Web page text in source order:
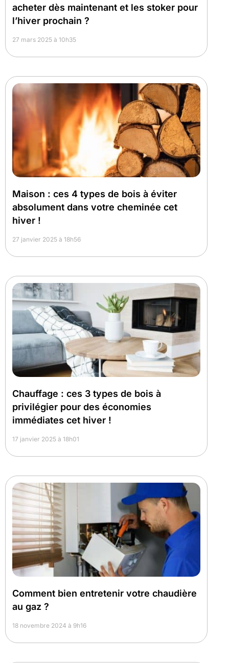
acheter dès maintenant et les stoker pour
l’hiver prochain ?
27 mars 2025 à 10h35
Maison : ces 4 types de bois à éviter
absolument dans votre cheminée cet
hiver !
27 janvier 2025 à 18h56
Chauffage : ces 3 types de bois à
privilégier pour des économies
immédiates cet hiver !
17 janvier 2025 à 18h01
Comment bien entretenir votre chaudière
au gaz ?
18 novembre 2024 à 9h16